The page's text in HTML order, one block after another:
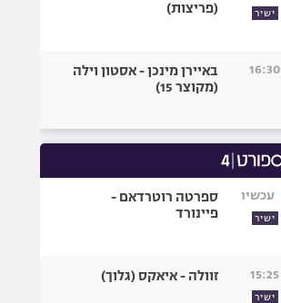
ישיר
(פריצות)
16:30
באיירן מינכן - אסטון וילה
(מקוצר 15)
עכשיו
ישיר
ספרטה רוטרדאם -
פיינורד
15:25
ישיר
זוולה - איאקס (גלוך)